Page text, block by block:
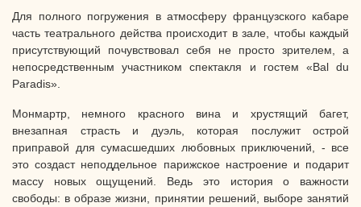
Для полного погружения в атмосферу французского кабаре
часть театрального действа происходит в зале, чтобы каждый
присутствующий почувствовал себя не просто зрителем, а
непосредственным участником спектакля и гостем «Bal du
Paradis».
Монмартр, немного красного вина и хрустящий багет,
внезапная страсть и дуэль, которая послужит острой
приправой для сумасшедших любовных приключений, - все
это создаст неподдельное парижское настроение и подарит
массу новых ощущений. Ведь это история о важности
свободы: в образе жизни, принятии решений, выборе занятий